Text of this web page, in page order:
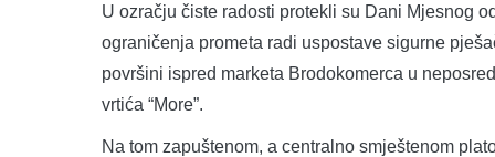
U ozračju čiste radosti protekli su Dani Mjesnog
ograničenja prometa radi uspostave sigurne
površini ispred marketa Brodokomerca u
vrtića “More”.
Na tom zapuštenom, a centralno smještenom